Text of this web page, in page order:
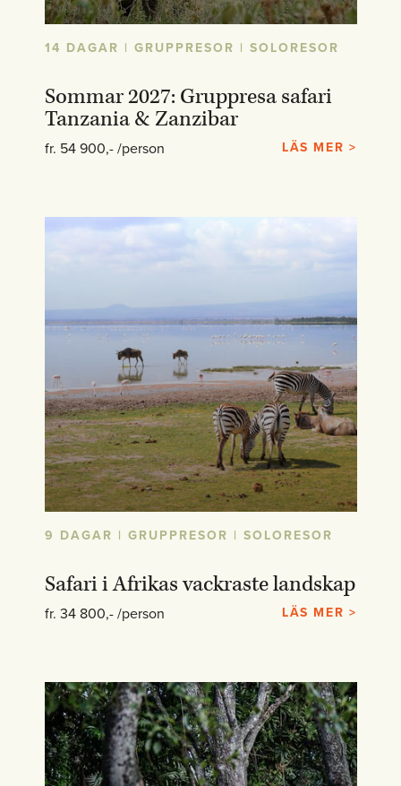
14 DAGAR | GRUPPRESOR | SOLORESOR
Sommar 2027: Gruppresa safari
Tanzania & Zanzibar
fr. 54 900,- /person LÄS MER >
9 DAGAR | GRUPPRESOR | SOLORESOR
Safari i Afrikas vackraste landskap
fr. 34 800,- /person LÄS MER >